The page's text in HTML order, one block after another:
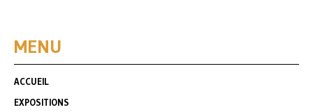
MENU
ACCUEIL
EXPOSITIONS